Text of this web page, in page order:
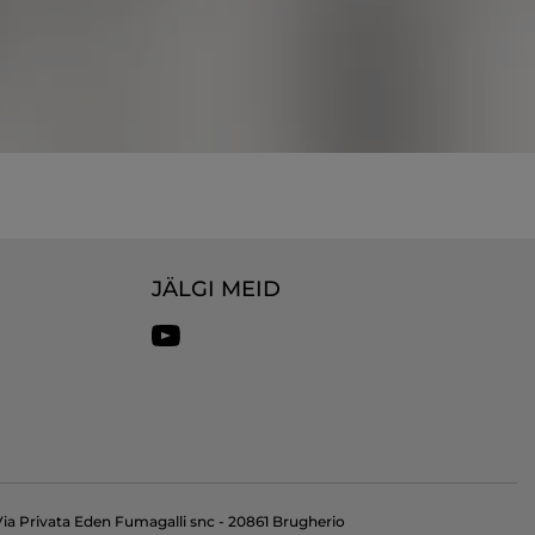
Privata Eden Fumagalli snc - 20861 Brugherio
JÄLGI MEID